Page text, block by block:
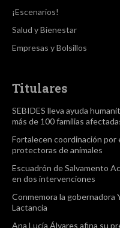
¡Escenarios!
Salud y Bienestar
Empresas y Bolsillos
Titulares
SEBIDES lleva ayuda
más de 100 familias
Fortalecen coordinación por
protectoras de animales
Escuadrón de Salvamento
en dos intervenciones
Conmemora la gobernadora
Lactancia
Ana Lucía Álvares afina su